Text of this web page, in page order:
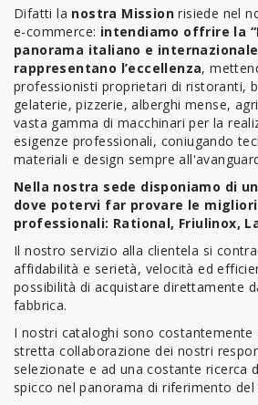
LINEA
PASTICCERIA
LINEA
PIZZERIA
LINEA
PANIFICIO
LINEA
MACELLERIA
LAVAGGIO
PROFESSIONALE
Difatti la nostra Mission risiede nel
e-commerce: intendiamo offrire la
panorama italiano e
rappresentano l’eccellenza,
professionisti proprietari di ristoranti,
gelaterie, pizzerie, alberghi mense,
vasta gamma di macchinari per la
esigenze professionali, coniugando
materiali e design sempre
Nella nostra sede disponiamo di
dove potervi far provare le
professionali: Rational, Friulinox,
Il nostro servizio alla clientela si
affidabilità e serietà, velocità ed
possibilità di acquistare direttamente
fabbrica.
I nostri cataloghi sono costantemente
stretta collaborazione dei nostri
selezionate e ad una costante ricerca
spicco nel panorama di riferimento